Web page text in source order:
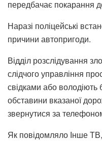
передбачає покарання
Наразі поліцейські
причини автопригоди.
Відділ розслідування
слідчого управління
свідками або
обставини вказаної
звернутися за
Як повідомляло Інше ТВ,